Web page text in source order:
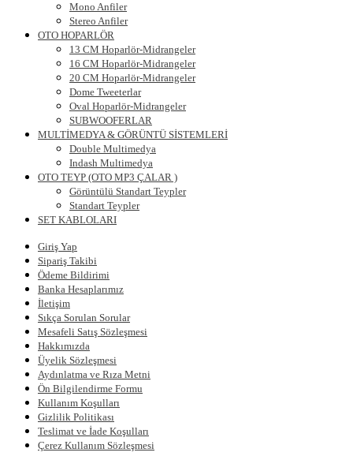
Mono Anfiler
Stereo Anfiler
OTO HOPARLÖR
13 CM Hoparlör-Midrangeler
16 CM Hoparlör-Midrangeler
20 CM Hoparlör-Midrangeler
Dome Tweeterlar
Oval Hoparlör-Midrangeler
SUBWOOFERLAR
MULTİMEDYA & GÖRÜNTÜ SİSTEMLERİ
Double Multimedya
Indash Multimedya
OTO TEYP (OTO MP3 ÇALAR )
Görüntülü Standart Teypler
Standart Teypler
SET KABLOLARI
Giriş Yap
Sipariş Takibi
Ödeme Bildirimi
Banka Hesaplarımız
İletişim
Sıkça Sorulan Sorular
Mesafeli Satış Sözleşmesi
Hakkımızda
Üyelik Sözleşmesi
Aydınlatma ve Rıza Metni
Ön Bilgilendirme Formu
Kullanım Koşulları
Gizlilik Politikası
Teslimat ve İade Koşulları
Çerez Kullanım Sözleşmesi